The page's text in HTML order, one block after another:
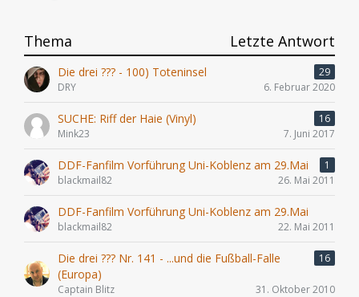
Thema Letzte Antwort
Die drei ??? - 100) Toteninsel
29
DRY
6. Februar 2020
SUCHE: Riff der Haie (Vinyl)
16
Mink23
7. Juni 2017
DDF-Fanfilm Vorführung Uni-Koblenz am 29.Mai
1
blackmail82
26. Mai 2011
DDF-Fanfilm Vorführung Uni-Koblenz am 29.Mai
blackmail82 22. Mai 2011
Die drei ??? Nr. 141 - ...und die Fußball-Falle
(Europa)
16
Captain Blitz 31. Oktober 2010